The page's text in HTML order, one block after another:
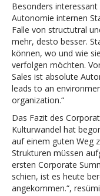
Besonders
Autonomie internen
Falle von structutral
mehr, desto besser.
können, wo und wie
verfolgen möchten.
Sales ist absolute
leads to an
organization.“
Das Fazit des
Kulturwandel hat
auf einem guten Weg
Strukturen müssen
ersten Corporate
schien, ist es heute
angekommen.“,